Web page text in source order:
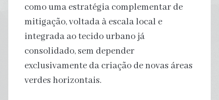
como uma estratégia complementar de
mitigação, voltada à escala local e
integrada ao tecido urbano já
consolidado, sem depender
exclusivamente da criação de novas áreas
verdes horizontais.